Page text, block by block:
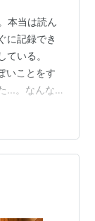
本当は読ん
に記録でき
いる。
いことをす
...。なんな
。けど自
。前は自分
引っ込めて
リスマスシ
1 仕事、遅